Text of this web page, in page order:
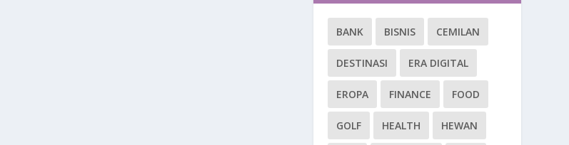
BANK BISNIS CEMILAN
DESTINASI ERA DIGITAL
EROPA FINANCE FOOD
GOLF HEALTH HEWAN